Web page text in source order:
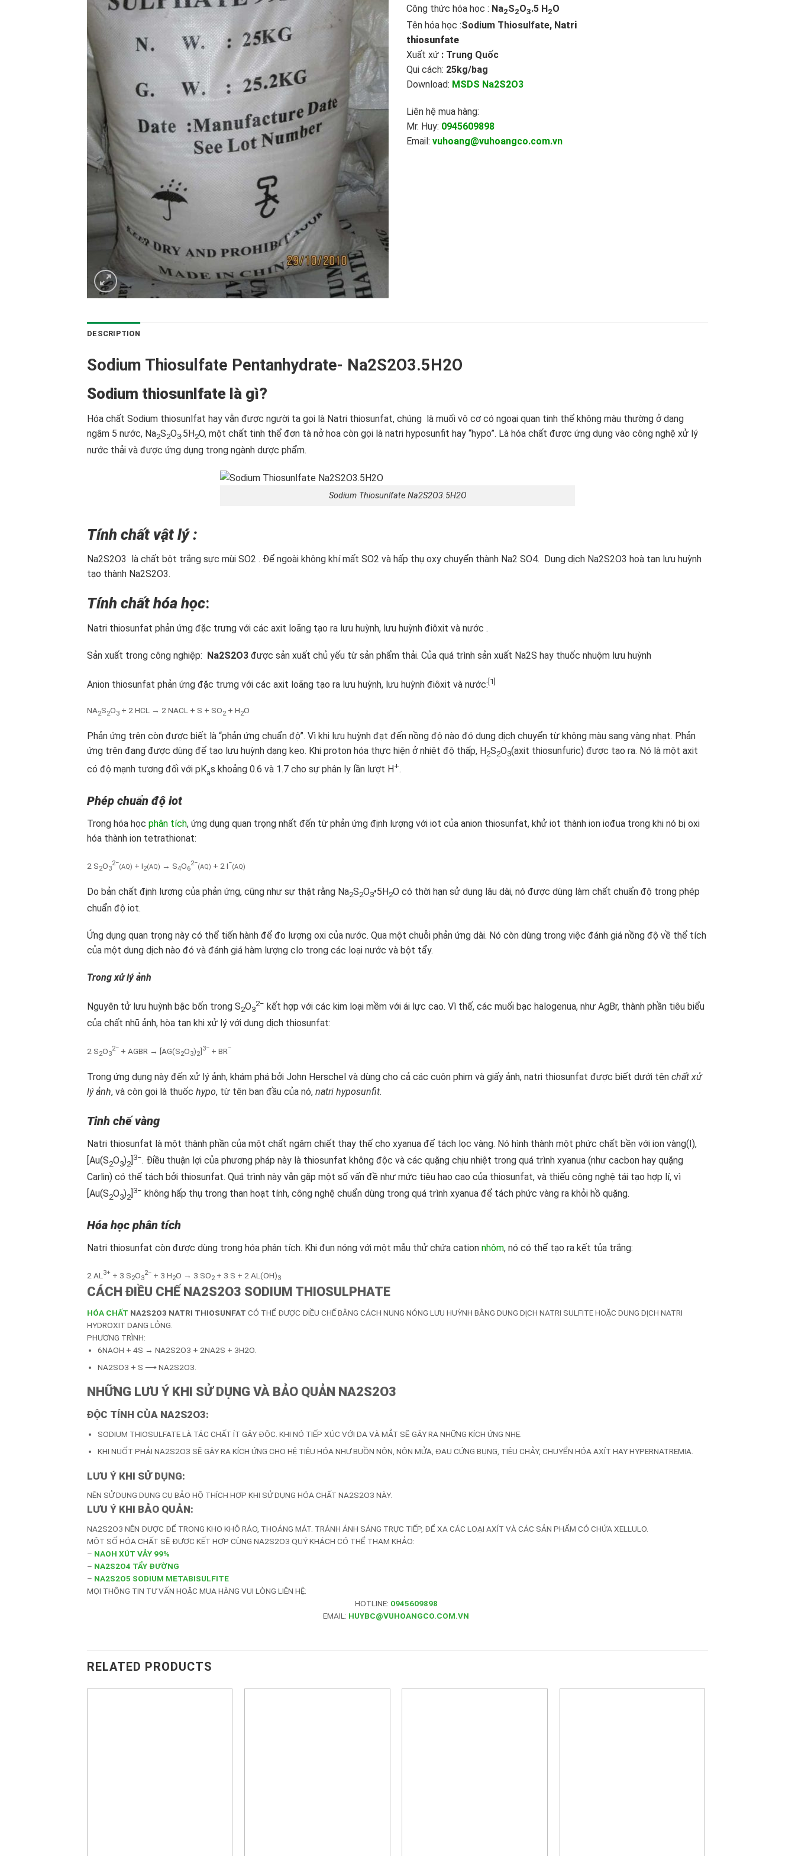
Công thức hóa học : Na2S2O3.5 H 2O
Tên hóa học :Sodium Thiosulfate, N atri
thiosunfate
Xuất xứ : Trung Quốc
Qui cách: 25kg/bag
Download: MSDS Na2S2O3
Liên hệ mua hàng:
Mr. Huy: 0945609898
Email: vuhoang@vuhoangco.com.vn
DESCRIPTION
Sodium Thiosulfate Pentanhydrate- Na2S2O3.5H2O
Sodium thiosunlfate là gì?
Hóa chất Sodium thiosunlfat hay vẫn được người ta gọi là Natri thiosunfat, chúng là muối vô cơ có ngoại quan tinh thể không màu thường ở dạng
ngậm 5 nước, Na2S2O3.5H2O, một chất tinh thể đơn tà nở hoa còn gọi là natri hyposunfit hay “hypo”. Là hóa chất được ứng dụng vào công nghệ xử lý
nước thải và được ứng dụng trong ngành dược phẩm.
Sodium Thiosunlfate Na2S2O3.5H2O
Tính chất vật lý :
Na2S2O3 là chất bột trắng sực mùi SO2 . Để ngoài không khí mất SO2 và hấp thụ oxy chuyển thành Na2 SO4. Dung dịch Na2S2O3 hoà tan lưu huỳnh
tạo thành Na2S2O3.
Tính chất hóa học:
Natri thiosunfat phản ứng đặc trưng với các axit loãng tạo ra lưu huỳnh, lưu huỳnh điôxit và nước .
Sản xuất trong công nghiệp: Na2S2O3 được sản xuất chủ yếu từ sản phẩm thải. Của quá trình sản xuất Na2S hay thuốc nhuộm lưu huỳnh
Anion thiosunfat phản ứng đặc trưng với các axit loãng tạo ra lưu huỳnh, lưu huỳnh điôxit và nước: [1]
NA2S2O3 + 2 HCL → 2 NACL + S + SO2 + H2O
Phản ứng trên còn được biết là “phản ứng chuẩn độ”. Vì khi lưu huỳnh đạt đến nồng độ nào đó dung dịch chuyển từ không màu sang vàng nhạt. Phản
ứng trên đang được dùng để tạo lưu huỳnh dạng keo. Khi proton hóa thực hiện ở nhiệt độ thấp, H2S2O3(axit thiosunfuric) được tạo ra. Nó là một axit
có độ mạnh tương đối với pKas khoảng 0.6 và 1.7 cho sự phân ly lần lượt H +.
Phép chuẩn độ iot
Trong hóa học phân tích, ứng dụng quan trọng nhất đến từ phản ứng định lượng với iot của anion thiosunfat, khử iot thành ion iođua trong khi nó bị oxi
hóa thành ion tetrathionat:
2 S2O3
2−(AQ) + I2(AQ) → S4O6
2−(AQ) + 2 I−(AQ)
Do bản chất định lượng của phản ứng, cũng như sự thật rằng Na2S2O3•5H2O có thời hạn sử dụng lâu dài, nó được dùng làm chất chuẩn độ trong phép
chuẩn độ iot.
Ứng dụng quan trọng này có thể tiến hành để đo lượng oxi của nước. Qua một chuỗi phản ứng dài. Nó còn dùng trong việc đánh giá nồng độ về thể tích
của một dung dịch nào đó và đánh giá hàm lượng clo trong các loại nước và bột tẩy.
Trong xử lý ảnh
Nguyên tử lưu huỳnh bậc bốn trong S2O3
2− kết hợp với các kim loại mềm với ái lực cao. Vì thế, các muối bạc halogenua, như AgBr, thành phần tiêu biểu
của chất nhũ ảnh, hòa tan khi xử lý với dung dịch thiosunfat:
2 S2O3
2− + AGBR → [AG(S2O3)2] 3− + BR−
Trong ứng dụng này đến xử lý ảnh, khám phá bởi John Herschel và dùng cho cả các cuôn phim và giấy ảnh, natri thiosunfat được biết dưới tên chất xử
lý ảnh, và còn gọi là thuốc hypo, từ tên ban đầu của nó, natri hyposunfit.
Tinh chế vàng
Natri thiosunfat là một thành phần của một chất ngâm chiết thay thế cho xyanua để tách lọc vàng. Nó hình thành một phức chất bền với ion vàng(I),
[Au(S2O3)2
3−. Điều thuận lợi của phương pháp này là thiosunfat không độc và các quặng chịu nhiệt trong quá trình xyanua (như cacbon hay quặng
Carlin) có thể tách bởi thiosunfat. Quá trình này vẫn gặp một số vấn đề như mức tiêu hao cao của thiosunfat, và thiếu công nghệ tái tạo hợp lí, vì
[Au(S2O3)2
3− không hấp thụ trong than hoạt tính, công nghệ chuẩn dùng trong quá trình xyanua để tách phức vàng ra khỏi hồ quặng.
Hóa học phân tích
Natri thiosunfat còn được dùng trong hóa phân tích. Khi đun nóng với một mẫu thử chứa cation nhôm, nó có thể tạo ra kết tủa trắng:
2 AL 3+ + 3 S2O3
2− + 3 H2O → 3 SO2 + 3 S + 2 AL(OH)3
CÁCH ĐIỀU CHẾ NA2S2O3 SODIUM THIOSULPHATE
HÓA CHẤT NA2S2O3 NATRI THIOSUNFAT CÓ THỂ ĐƯỢC ĐIỀU CHẾ BẰNG CÁCH NUNG NÓNG LƯU HUỲNH BẰNG DUNG DỊCH NATRI SULFITE HOẶC DUNG DỊCH NATRI
HYDROXIT DẠNG LỎNG.
PHƯƠNG TRÌNH:
6NAOH + 4S → NA2S2O3 + 2NA2S + 3H2O.
NA2SO3 + S ⟶ NA2S2O3.
NHỮNG LƯU Ý KHI SỬ DỤNG VÀ BẢO QUẢN NA2S2O3
ĐỘC TÍNH CỦA NA2S2O3:
SODIUM THIOSULFATE LÀ TÁC CHẤT ÍT GÂY ĐỘC. KHI NÓ TIẾP XÚC VỚI DA VÀ MẲT SẼ GÂY RA NHỮNG KÍCH ỨNG NHẸ.
KHI NUỐT PHẢI NA2S2O3 SẼ GÂY RA KÍCH ỨNG CHO HỆ TIÊU HÓA NHƯ BUỒN NÔN, NÔN MỬA, ĐAU CỨNG BỤNG, TIÊU CHẢY, CHUYỂN HÓA AXÍT HAY HYPERNATREMIA.
LƯU Ý KHI SỬ DỤNG:
NÊN SỬ DỤNG DỤNG CỤ BẢO HỘ THÍCH HỢP KHI SỬ DỤNG HÓA CHẤT NA2S2O3 NÀY.
LƯU Ý KHI BẢO QUẢN:
NA2S2O3 NÊN ĐƯỢC ĐỂ TRONG KHO KHÔ RÁO, THOÁNG MÁT. TRÁNH ÁNH SÁNG TRỰC TIẾP, ĐỂ XA CÁC LOẠI AXÍT VÀ CÁC SẢN PHẨM CÓ CHỨA XELLULO.
MỘT SỐ HÓA CHẤT SẼ ĐƯỢC KẾT HỢP CÙNG NA2S2O3 QUÝ KHÁCH CÓ THỂ THAM KHẢO:
– NAOH XÚT VẢY 99%
– NA2S2O4 TẨY ĐƯỜNG
– NA2S2O5 SODIUM METABISULFITE
MỌI THÔNG TIN TƯ VẤN HOẶC MUA HÀNG VUI LÒNG LIÊN HỆ:
HOTLINE: 0945609898
EMAIL: HUYBC@VUHOANGCO.COM.VN
RELATED PRODUCTS